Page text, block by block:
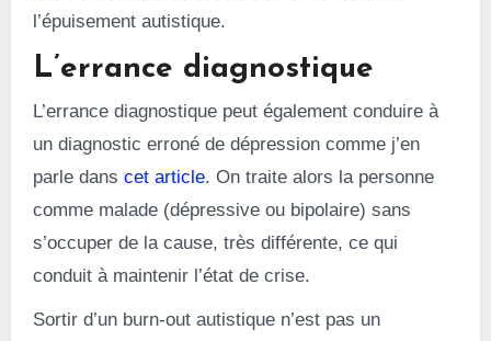
l’épuisement autistique.
L’errance diagnostique
L’errance diagnostique peut également conduire à
un diagnostic erroné de dépression comme j’en
parle dans cet article. On traite alors la personne
comme malade (dépressive ou bipolaire) sans
s’occuper de la cause, très différente, ce qui
conduit à maintenir l’état de crise.
Sortir d’un burn-out autistique n’est pas un